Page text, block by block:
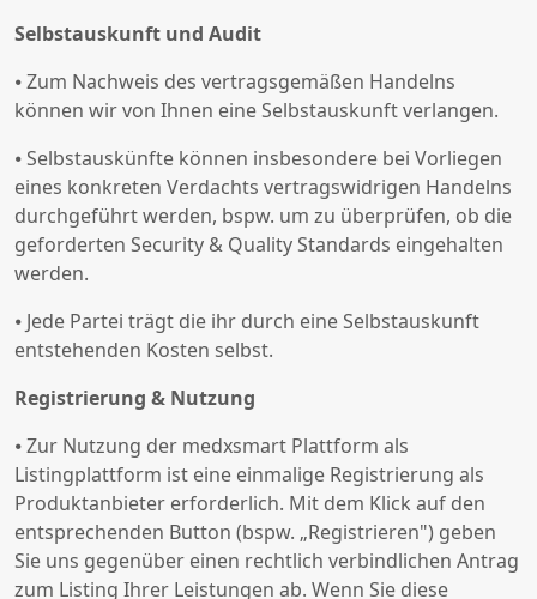
Selbstauskunft und Audit
⦁ Zum Nachweis des vertragsgemäßen Handelns
können wir von Ihnen eine Selbstauskunft verlangen.
⦁ Selbstauskünfte können insbesondere bei Vorliegen
eines konkreten Verdachts vertragswidrigen Handelns
durchgeführt werden, bspw. um zu überprüfen, ob die
geforderten Security & Quality Standards eingehalten
werden.
⦁ Jede Partei trägt die ihr durch eine Selbstauskunft
entstehenden Kosten selbst.
Registrierung & Nutzung
⦁ Zur Nutzung der medxsmart Plattform als
Listingplattform ist eine einmalige Registrierung als
Produktanbieter erforderlich. Mit dem Klick auf den
entsprechenden Button (bspw. „Registrieren") geben
Sie uns gegenüber einen rechtlich verbindlichen Antrag
zum Listing Ihrer Leistungen ab. Wenn Sie diese